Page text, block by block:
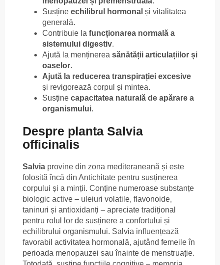
Susține echilibrul hormonal și vitalitatea
generală.
Contribuie la funcționarea normală a
sistemului digestiv.
Ajută la menținerea sănătății articulațiilor și
oaselor.
Ajută la reducerea transpirației excesive
și revigorează corpul și mintea.
Susține capacitatea naturală de apărare a
organismului.
Despre planta Salvia
officinalis
Salvia provine din zona mediteraneană și este
folosită încă din Antichitate pentru susținerea
corpului și a minții. Conține numeroase substanțe
biologic active – uleiuri volatile, flavonoide,
taninuri și antioxidanți – apreciate tradițional
pentru rolul lor de susținere a confortului și
echilibrului organismului. Salvia influențează
favorabil activitatea hormonală, ajutând femeile în
perioada menopauzei sau înainte de menstruație.